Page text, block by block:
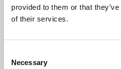
provided to them or that
of their services.
Selection
Necessary